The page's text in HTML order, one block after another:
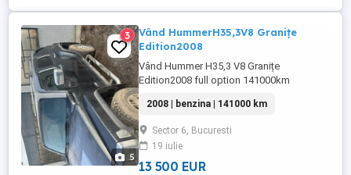
5
3
Vând HummerH35,3V8 Granițe
Edition2008
Vând Hummer H35,3 V8 Granițe
Edition2008 full option 141000km
2008 | benzina | 141000 km
Sector 6, Bucuresti
19 iulie
13 500 EUR